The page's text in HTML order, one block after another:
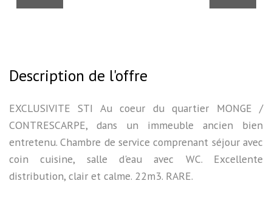
Description de l'offre
EXCLUSIVITE STI Au coeur du quartier MONGE /
CONTRESCARPE, dans un immeuble ancien bien
entretenu. Chambre de service comprenant séjour avec
coin cuisine, salle d'eau avec WC. Excellente
distribution, clair et calme. 22m3. RARE.